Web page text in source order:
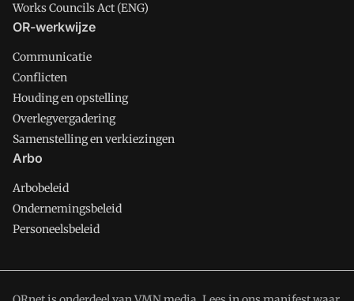
Works Councils Act (ENG)
OR-werkwijze
Communicatie
Conflicten
Houding en opstelling
Overlegvergadering
Samenstelling en verkiezingen
Arbo
Arbobeleid
Ondernemingsbeleid
Personeelsbeleid